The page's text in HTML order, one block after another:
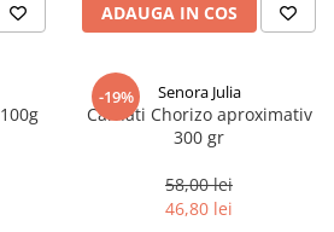
ADAUGA IN COS
-19% Senora Julia
Carnati Chorizo aproximativ
300 gr
58,00 lei
46,80 lei